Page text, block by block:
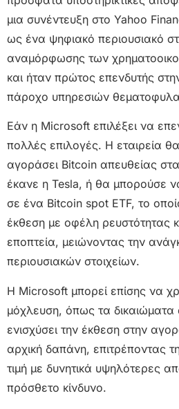
μια συνέντευξη στο Yahoo
ως ένα ψηφιακό περιουσιακό
αναμόρφωσης των
και ήταν πρώτος επενδυτής
πάροχο υπηρεσιών
Εάν η Microsoft επιλέξει να
πολλές επιλογές. Η εταιρεία
αγοράσει Bitcoin απευθείας
έκανε η Tesla, ή θα μπορούσε
σε ένα Bitcoin spot ETF, το
έκθεση με οφέλη ρευστότητας
εποπτεία, μειώνοντας την
περιουσιακών στοιχείων.
Η Microsoft μπορεί επίσης να
μόχλευση, όπως τα
ενισχύσει την έκθεση στην
αρχική δαπάνη, επιτρέποντας
τιμή με δυνητικά υψηλότερες
πρόσθετο κίνδυνο.